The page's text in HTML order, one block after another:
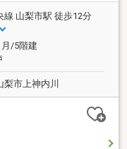
線 山梨市駅 徒歩12分
/5階建
梨市上神内川